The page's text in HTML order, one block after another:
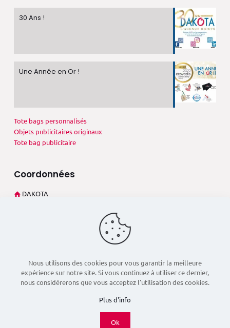
30 Ans !
Une Année en Or !
Tote bags personnalisés
Objets publicitaires originaux
Tote bag publicitaire
Coordonnées
DAKOTA
© 2026 Dakota Pub - Réalisé par
Nous utilisons des cookies pour vous garantir la meilleure
expérience sur notre site. Si vous continuez à utiliser ce dernier,
nous considérerons que vous acceptez l'utilisation des cookies.
Plus d'info
Ok